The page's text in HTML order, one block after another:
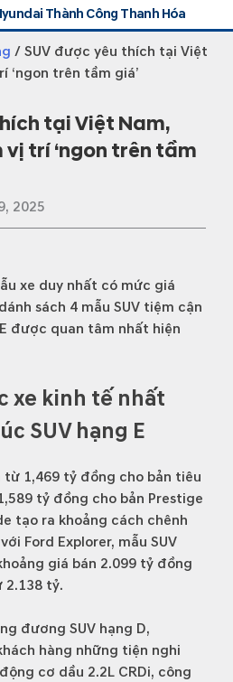
Thành Công Thanh Hóa
/ SUV được yêu thích tại Việt
‘ngon trên tầm giá’
tại Việt Nam,
trí ‘ngon trên tầm
2025
xe duy nhất có mức giá
sách 4 mẫu SUV tiệm cận
được quan tâm nhất hiện
xe kinh tế nhất
SUV hạng E
1,469 tỷ đồng cho bản tiêu
tỷ đồng cho bản Prestige
tạo ra khoảng cách chênh
Ford Explorer, mẫu SUV
giá bán 2.099 tỷ đồng
2.138 tỷ.
đương SUV hạng D,
hàng những tiện nghi
cơ dầu 2.2L CRDi, công